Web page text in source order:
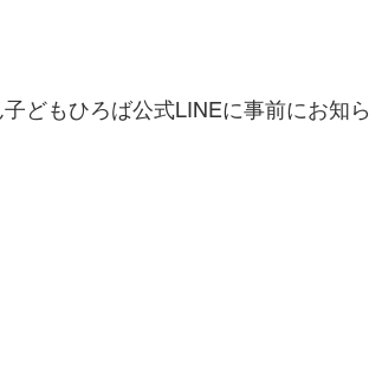
どもひろば公式LINEに事前にお知ら